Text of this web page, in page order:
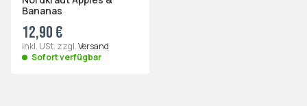
Bananas
12,90 €
inkl. USt. zzgl.Versand
Sofort verfügbar